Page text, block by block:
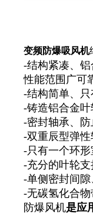
变频防爆吸风机
-结构紧凑、
性能范围广可
-结构简单、
-铸造铝合金
-密封轴承、
-双重辰型弹
-只有一个环
-充分的叶轮
-单侧密封间
-无碳氢化合
防爆风机是应